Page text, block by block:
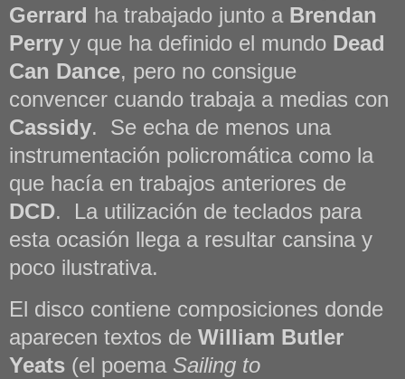
Gerrard ha trabajado junto a Brendan
Perry y que ha definido el mundo Dead
Can Dance, pero no consigue
convencer cuando trabaja a medias con
Cassidy. Se echa de menos una
instrumentación policromática como la
que hacía en trabajos anteriores de
DCD. La utilización de teclados para
esta ocasión llega a resultar cansina y
poco ilustrativa.
El disco contiene composiciones donde
aparecen textos de William Butler
Yeats (el poema Sailing to